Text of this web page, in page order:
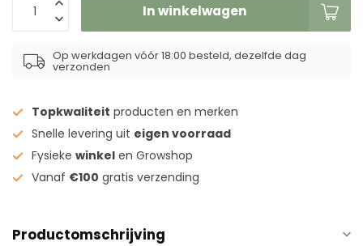
In winkelwagen
Op werkdagen vóór 18:00 besteld, dezelfde dag
verzonden
Topkwaliteit producten en merken
Snelle levering uit eigen voorraad
Fysieke winkel en Growshop
Vanaf €100 gratis verzending
Productomschrijving